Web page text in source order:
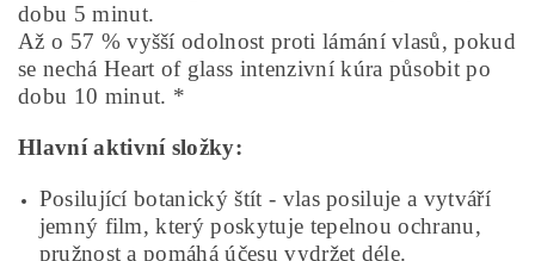
dobu 5 minut.
Až o 57 % vyšší odolnost proti lámání vlasů, pokud
se nechá Heart of glass intenzivní kúra působit po
dobu 10 minut. *
Hlavní aktivní složky:
Posilující botanický štít - vlas posiluje a vytváří
jemný film, který poskytuje tepelnou ochranu,
pružnost a pomáhá účesu vydržet déle.